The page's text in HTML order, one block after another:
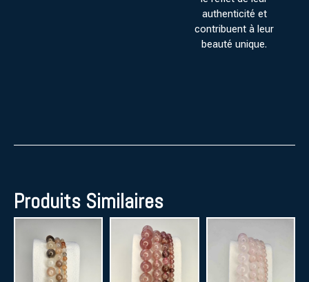
authenticité et
contribuent à leur
beauté unique.
Produits Similaires